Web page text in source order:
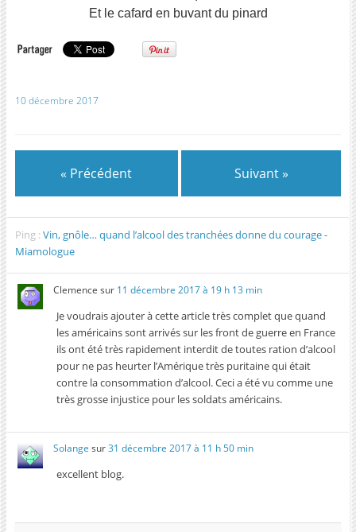
Et le cafard en buvant du pinard
10 décembre 2017
« Précédent Suivant »
Ping :Vin, gnôle… quand l’alcool des tranchées donne du courage -
Miamologue
Clemence sur 11 décembre 2017 à 19 h 13 min
Je voudrais ajouter à cette article très complet que quand
les américains sont arrivés sur les front de guerre en France
ils ont été très rapidement interdit de toutes ration d’alcool
pour ne pas heurter l’Amérique très puritaine qui était
contre la consommation d’alcool. Ceci a été vu comme une
très grosse injustice pour les soldats américains.
Solange sur31 décembre 2017 à 11 h 50 min
excellent blog.